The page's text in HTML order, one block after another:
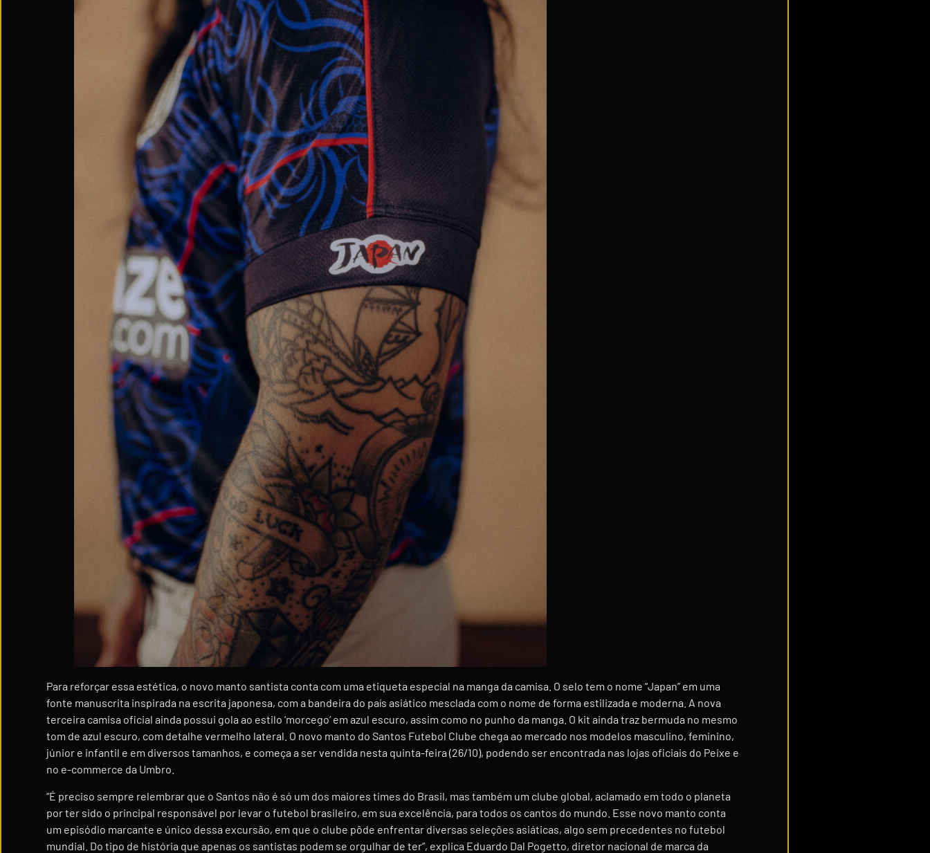
Para reforçar essa estética, o novo manto santista conta com uma etiqueta especial na manga da camisa. O selo tem o nome “Japan” em uma
fonte manuscrita inspirada na escrita japonesa, com a bandeira do país asiático mesclada com o nome de forma estilizada e moderna. A nova
terceira camisa oficial ainda possui gola ao estilo ‘morcego’ em azul escuro, assim como no punho da manga. O kit ainda traz bermuda no mesmo
tom de azul escuro, com detalhe vermelho lateral. O novo manto do Santos Futebol Clube chega ao mercado nos modelos masculino, feminino,
júnior e infantil e em diversos tamanhos, e começa a ser vendida nesta quinta-feira (26/10), podendo ser encontrada nas lojas oficiais do Peixe e
no e-commerce da Umbro.
“É preciso sempre relembrar que o Santos não é só um dos maiores times do Brasil, mas também um clube global, aclamado em todo o planeta
por ter sido o principal responsável por levar o futebol brasileiro, em sua excelência, para todos os cantos do mundo. Esse novo manto conta
um episódio marcante e único dessa excursão, em que o clube pôde enfrentar diversas seleções asiáticas, algo sem precedentes no futebol
mundial. Do tipo de história que apenas os santistas podem se orgulhar de ter”, explica Eduardo Dal Pogetto, diretor nacional de marca da